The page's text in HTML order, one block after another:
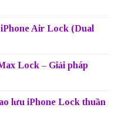
Air Lock (Dual
Lock – Giải pháp
lưu iPhone Lock thuần